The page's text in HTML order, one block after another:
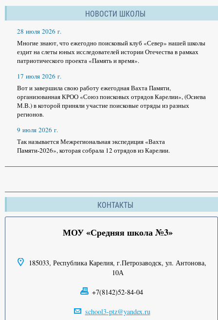
НОВОСТИ ШКОЛЫ
28 июля 2026 г.
Многие знают, что ежегодно поисковый клуб «Север» нашей школы
ездит на слеты юных исследователей истории Отечества в рамках
патриотического проекта «Память и время».
17 июля 2026 г.
Вот и завершила свою работу ежегодная Вахта Памяти,
организованная КРОО «Союз поисковых отрядов Карелии», (Осиева
М.В.) в которой приняли участие поисковые отряды из разных
регионов.
9 июля 2026 г.
Так называется Межрегиональная экспедиция «Вахта
Памяти-2026», которая собрала 12 отрядов из Карелии.
КОНТАКТЫ
МОУ «Средняя школа №3»
185033, Республика Карелия, г.Петрозаводск, ул. Антонова,
10А
+7(8142)52-84-04
school3-ptz@yandex.ru